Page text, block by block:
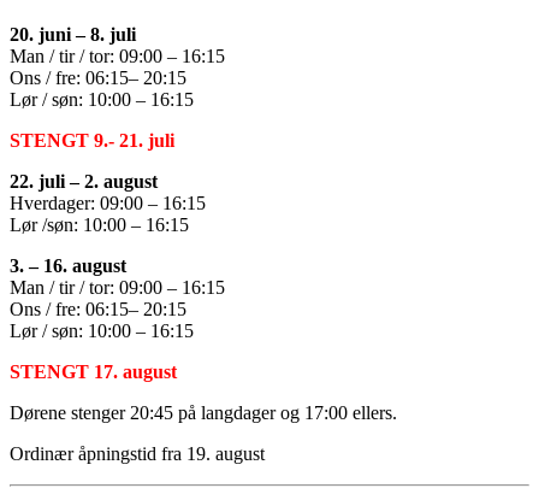
20. juni – 8. juli
Man / tir / tor: 09:00 – 16:15
Ons / fre: 06:15– 20:15
Lør / søn: 10:00 – 16:15
STENGT 9.- 21. juli
22. juli –2. august
Hverdager: 09:00 – 16:15
Lør /søn: 10:00 – 16:15
3. – 16. august
Man / tir / tor: 09:00 – 16:15
Ons / fre: 06:15– 20:15
Lør / søn: 10:00 – 16:15
STENGT 17. august
Dørene stenger 20:45 på langdager og 17:00 ellers.
Ordinær åpningstid fra 19. august